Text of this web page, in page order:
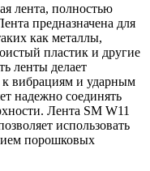
лента, полностью
предназначена для
как металлы,
пластик и другие
ленты делает
вибрациям и ударным
надежно соединять
Лента SM W11
использовать
порошковых